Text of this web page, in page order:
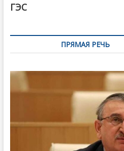
ГЭС
ПРЯМАЯ РЕЧЬ